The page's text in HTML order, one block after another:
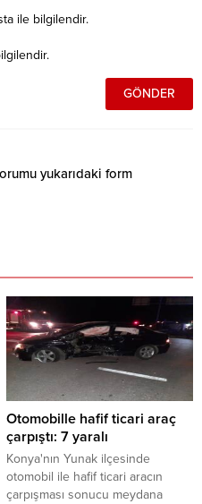
ile bilgilendir.
yukarıdaki form
Otomobille hafif ticari araç
çarpıştı: 7 yaralı
Konya'nın Yunak ilçesinde
otomobil ile hafif ticari aracın
çarpışması sonucu meydana